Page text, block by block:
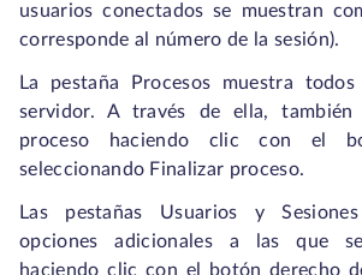
usuarios conectados se muestran
corresponde al número de la sesión).
La pestaña Procesos muestra
servidor. A través de ella,
proceso haciendo clic con el
seleccionando Finalizar proceso.
Las pestañas Usuarios y
opciones adicionales a las que
haciendo clic con el botón derecho